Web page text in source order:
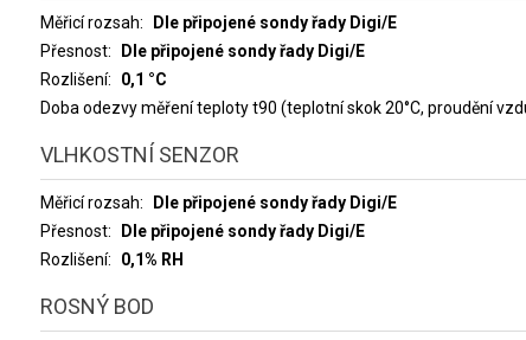
Měřicí rozsah
Dle připojené sondy řady Digi/E
Přesnost
Dle připojené sondy řady Digi/E
Rozlišení
0,1 °C
Doba odezvy měření teploty t90 (teplotní skok 20°C, proudění
VLHKOSTNÍ SENZOR
Měřicí rozsah
Dle připojené sondy řady Digi/E
Přesnost
Dle připojené sondy řady Digi/E
Rozlišení
0,1% RH
ROSNÝ BOD